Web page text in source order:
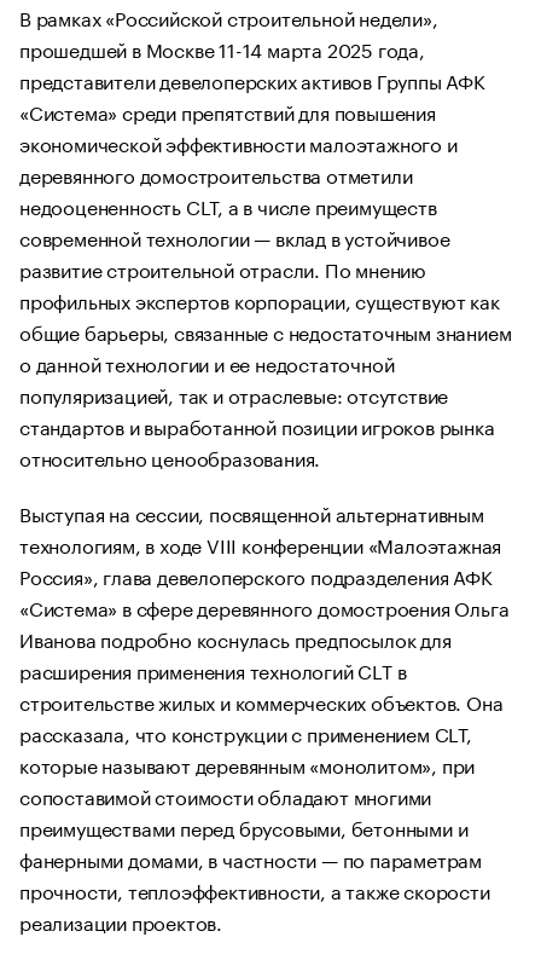
В рамках «Российской строительной недели»,
прошедшей в Москве 11-14 марта 2025 года,
представители девелоперских активов Группы АФК
«Система» среди препятствий для повышения
экономической эффективности малоэтажного и
деревянного домостроительства отметили
недооцененность CLT, а в числе преимуществ
современной технологии — вклад в устойчивое
развитие строительной отрасли. По мнению
профильных экспертов корпорации, существуют как
общие барьеры, связанные с недостаточным знанием
о данной технологии и ее недостаточной
популяризацией, так и отраслевые: отсутствие
стандартов и выработанной позиции игроков рынка
относительно ценообразования.
Выступая на сессии, посвященной альтернативным
технологиям, в ходе VIII конференции «Малоэтажная
Россия», глава девелоперского подразделения АФК
«Система» в сфере деревянного домостроения Ольга
Иванова подробно коснулась предпосылок для
расширения применения технологий CLT в
строительстве жилых и коммерческих объектов. Она
рассказала, что конструкции с применением CLT,
которые называют деревянным «монолитом», при
сопоставимой стоимости обладают многими
преимуществами перед брусовыми, бетонными и
фанерными домами, в частности — по параметрам
прочности, теплоэффективности, а также скорости
реализации проектов.